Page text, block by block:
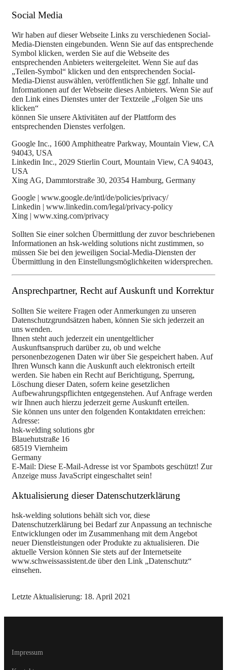
Social Media
Wir haben auf dieser Webseite Links zu verschiedenen Social-
Media-Diensten eingebunden. Wenn Sie auf das entsprechende
Symbol klicken, werden Sie auf die Webseite des
entsprechenden Anbieters weitergeleitet. Wenn Sie auf das
„Teilen-Symbol“ klicken und den entsprechenden Social-
Media-Dienst auswählen, veröffentlichen Sie ggf. Inhalte und
Informationen auf der Webseite dieses Anbieters. Wenn Sie auf
den Link eines Dienstes unter der Textzeile „Folgen Sie uns
klicken“
können Sie unsere Aktivitäten auf der Plattform des
entsprechenden Dienstes verfolgen.
Google Inc., 1600 Amphitheatre Parkway, Mountain View, CA
94043, USA
Linkedin Inc., 2029 Stierlin Court, Mountain View, CA 94043,
USA
Xing AG, Dammtorstraße 30, 20354 Hamburg, Germany
Google | www.google.de/intl/de/policies/privacy/
Linkedin | www.linkedin.com/legal/privacy-policy
Xing | www.xing.com/privacy
Sollten Sie einer solchen Übermittlung der zuvor beschriebenen
Informationen an hsk-welding solutions nicht zustimmen, so
müssen Sie bei den jeweiligen Social-Media-Diensten der
Übermittlung in den Einstellungsmöglichkeiten widersprechen.
Ansprechpartner, Recht auf Auskunft und Korrektur
Sollten Sie weitere Fragen oder Anmerkungen zu unseren
Datenschutzgrundsätzen haben, können Sie sich jederzeit an
uns wenden.
Ihnen steht auch jederzeit ein unentgeltlicher
Auskunftsanspruch darüber zu, ob und welche
personenbezogenen Daten wir über Sie gespeichert haben. Auf
Ihren Wunsch kann die Auskunft auch elektronisch erteilt
werden. Sie haben ein Recht auf Berichtigung, Sperrung,
Löschung dieser Daten, sofern keine gesetzlichen
Aufbewahrungspflichten entgegenstehen. Auf Anfrage werden
wir Ihnen auch hierzu jederzeit gerne Auskunft erteilen.
Sie können uns unter den folgenden Kontaktdaten erreichen:
Adresse:
hsk-welding solutions gbr
Blauehutstraße 16
68519 Viernheim
Germany
E-Mail: Diese E-Mail-Adresse ist vor Spambots geschützt! Zur
Anzeige muss JavaScript eingeschaltet sein!
Aktualisierung dieser Datenschutzerklärung
hsk-welding solutions behält sich vor, diese
Datenschutzerklärung bei Bedarf zur Anpassung an technische
Entwicklungen oder im Zusammenhang mit dem Angebot
neuer Dienstleistungen oder Produkte zu aktualisieren. Die
aktuelle Version können Sie stets auf der Internetseite
www.schweissassistent.de über den Link „Datenschutz“
einsehen.
Letzte Aktualisierung: 18. April 2021
Impressum